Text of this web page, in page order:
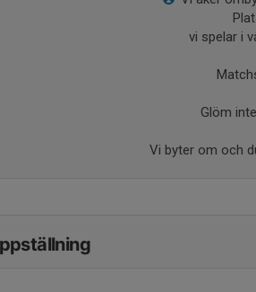
vi spelar i
Glöm
Vi byter om och